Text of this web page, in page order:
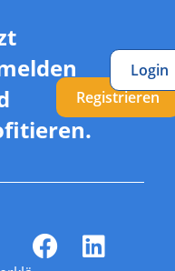
Registrieren
Login